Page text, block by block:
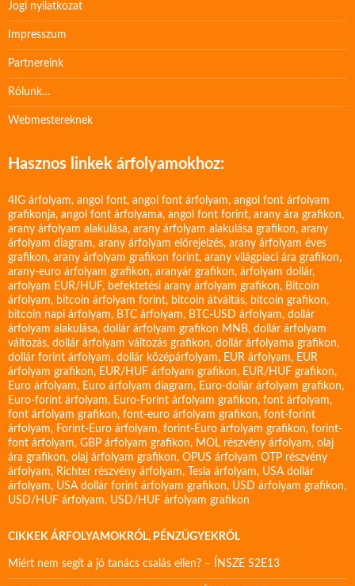
Jogi nyilatkozat
Impresszum
Partnereink
Rólunk…
Webmestereknek
Hasznos linkek árfolyamokhoz:
4IG árfolyam, angol font, angol font árfolyam, angol font árfolyam
grafikonja, angol font árfolyama, angol font forint, arany ára grafikon,
arany árfolyam alakulása, arany árfolyam alakulása grafikon, arany
árfolyam diagram, arany árfolyam előrejelzés, arany árfolyam éves
grafikon, arany árfolyam grafikon forint, arany világpiaci ára grafikon,
arany-euro árfolyam grafikon, aranyár grafikon, árfolyam dollár,
arfolyam EUR/HUF, befektetési arany árfolyam grafikon, Bitcoin
árfolyam, bitcoin árfolyam forint, bitcoin átváltás, bitcoin grafikon,
bitcoin napi árfolyam, BTC árfolyam, BTC-USD árfolyam, dollár
árfolyam alakulása, dollár árfolyam grafikon MNB, dollár árfolyam
változás, dollár árfolyam változás grafikon, dollár árfolyama grafikon,
dollár forint árfolyam, dollár középárfolyam, EUR árfolyam, EUR
árfolyam grafikon, EUR/HUF árfolyam grafikon, EUR/HUF grafikon,
Euro árfolyam, Euro árfolyam diagram, Euro-dollár árfolyam grafikon,
Euro-forint árfolyam, Euro-Forint árfolyam grafikon, font árfolyam,
font árfolyam grafikon, font-euro árfolyam grafikon, font-forint
árfolyam, Forint-Euro árfolyam, forint-Euro árfolyam grafikon, forint-
font árfolyam, GBP árfolyam grafikon, MOL részvény árfolyam, olaj
ára grafikon, olaj árfolyam grafikon, OPUS árfolyam OTP részvény
árfolyam, Richter részvény árfolyam, Tesla árfolyam, USA dollár
árfolyam, USA dollár forint árfolyam grafikon, USD árfolyam grafikon,
USD/HUF árfolyam, USD/HUF árfolyam grafikon
CIKKEK ÁRFOLYAMOKRÓL, PÉNZÜGYEKRŐL
Miért nem segít a jó tanács csalás ellen? – ÍNSZE S2E13